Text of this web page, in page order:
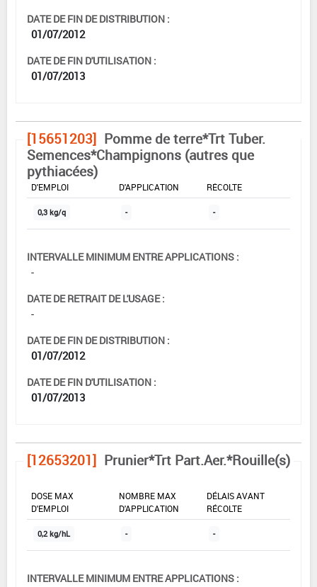
DATE DE FIN DE DISTRIBUTION :
01/07/2012
DATE DE FIN D'UTILISATION :
01/07/2013
[15651203] Pomme de terre*Trt Tuber.
Semences*Champignons (autres que
pythiacées)
DOSE MAX
D'EMPLOI
D'APPLICATION
RÉCOLTE
0,3 kg/q - -
INTERVALLE MINIMUM ENTRE APPLICATIONS :
-
DATE DE RETRAIT DE L'USAGE :
-
DATE DE FIN DE DISTRIBUTION :
01/07/2012
DATE DE FIN D'UTILISATION :
01/07/2013
[12653201] Prunier*Trt Part.Aer.*Rouille(s)
DOSE MAX
D'EMPLOI
NOMBRE MAX
D'APPLICATION
DÉLAIS AVANT
RÉCOLTE
0,2 kg/hL - -
INTERVALLE MINIMUM ENTRE APPLICATIONS :